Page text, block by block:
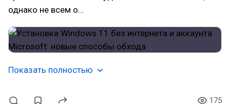
однако не всем о…
Показать полностью
175